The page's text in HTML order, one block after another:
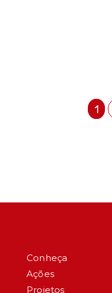
1
Conheça
Ações
Projetos